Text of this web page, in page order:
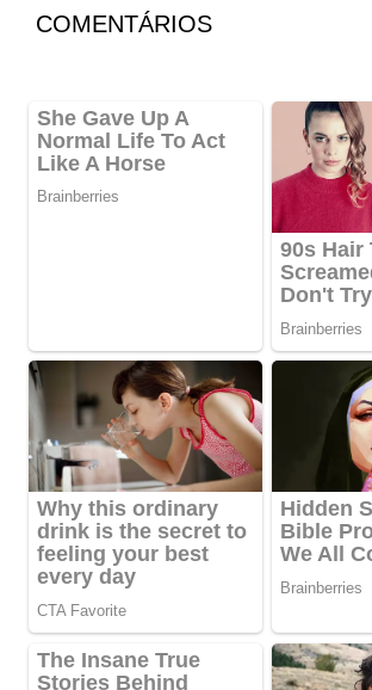
COMENTÁRIOS